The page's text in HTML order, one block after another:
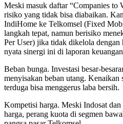
Meski masuk daftar “Companies to
risiko yang tidak bisa diabaikan.
IndiHome ke Telkomsel (Fixed
langkah tepat, namun berisiko
Per User) jika tidak dikelola dengan
nyata sinergi ini di laporan
Beban bunga. Investasi besar-
menyisakan beban utang.
terduga bisa menggerus laba bersih.
Kompetisi harga. Meski Indosat
harga, perang kuota di segmen